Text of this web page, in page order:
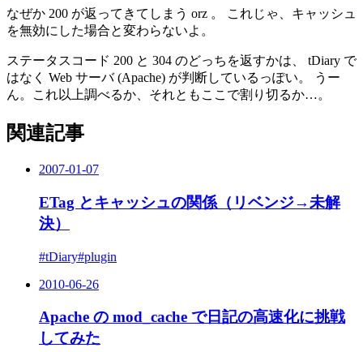
なぜか 200 が返ってきてしまう orz 。 これじゃ、キャッシュ
を無効にした場合と変わらないよ。
ステータスコード 200 と 304 のどっちを返すかは、 tDiary で
はなく Web サーバ (Apache) が判断しているっぽい。 うー
ん。これ以上調べるか、それともここで割り切るか…。
関連記事
2007-01-07
ETag とキャッシュの関係（リベンジ→未解
決）
#tDiary#plugin
2010-06-26
Apache の mod_cache で日記の高速化に挑戦
してみた